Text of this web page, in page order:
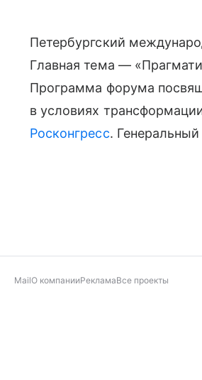
Петербургский
Главная тема —
Программа форума
в условиях
Росконгресс.
MailО компанииРекламаВсе проекты